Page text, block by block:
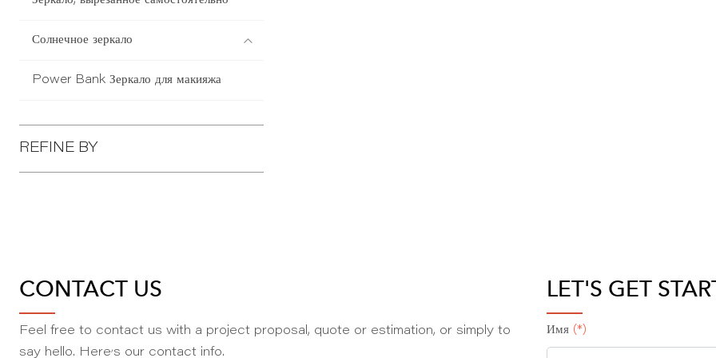
Солнечное зеркало
Power Bank Зеркало для макияжа
REFINE BY
CONTACT US
Feel free to contact us with a project proposal, quote or estimation, or simply to
say hello. Here,s our contact info.
LET'S GET
Имя (*)